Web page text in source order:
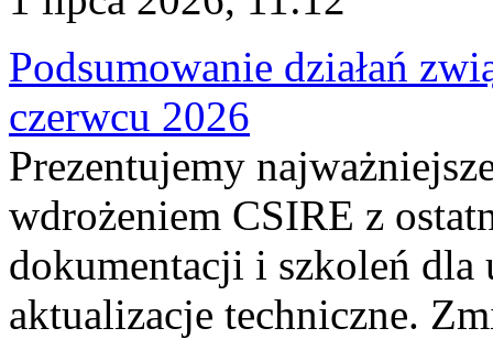
Podsumowanie działań
czerwcu 2026
Prezentujemy
wdrożeniem CSIRE z
dokumentacji i szkoleń
aktualizacje techniczne.